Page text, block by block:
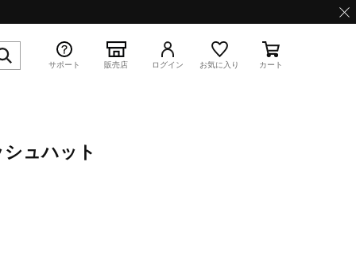
サポート 販売店 ログイン お気に入り カート
ュハット